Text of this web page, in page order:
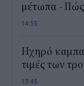
μέτωπα - Πώς
14:55
Ηχηρό
τιμές των
13:45